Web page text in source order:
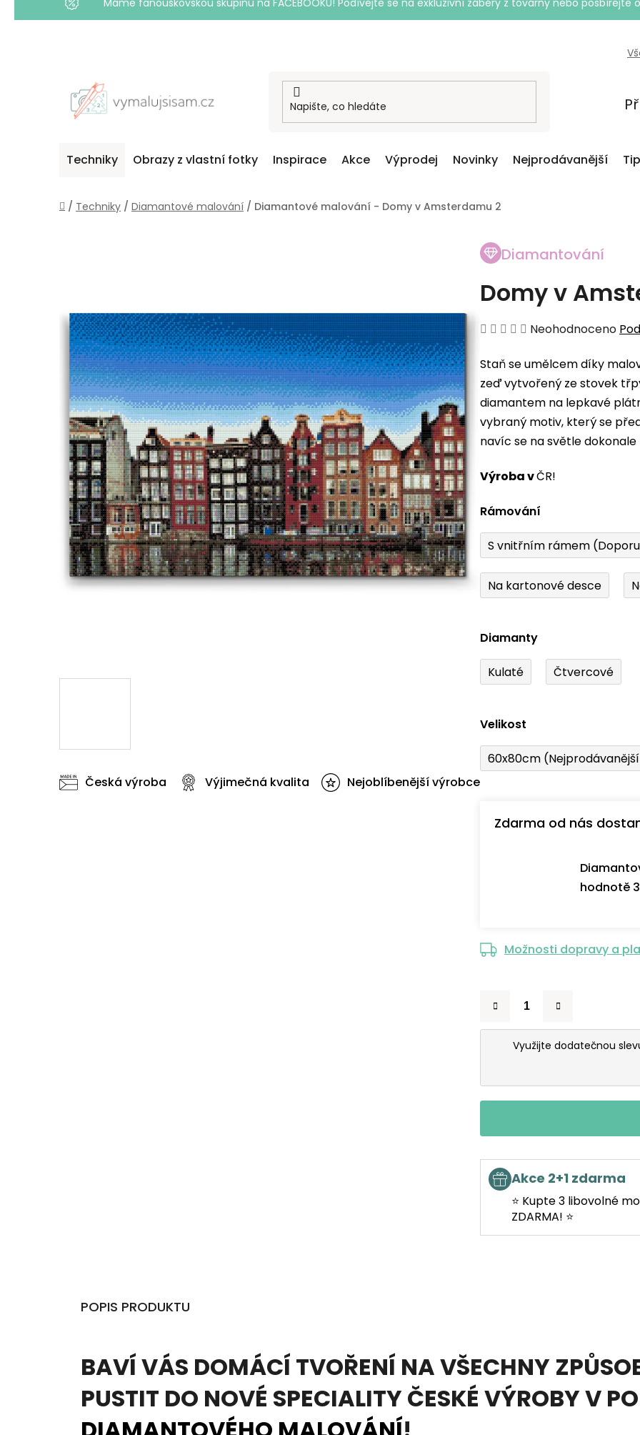
Máme fanouškovskou skupinu na FACEBOOKU! Podívejte se na exkluzivní záběry z továrny nebo
Techniky Obrazy z vlastní fotky Inspirace Akce Výprodej Novinky Nejprodávanější
Domů
/ Techniky / Diamantové malování / Diamantové malování - Domy v Amsterdamu 2
Diamantování
Domy v
Průměrné
produktu
je
0,0
z
5
Neohodnoceno
Staň se umělcem díky
zeď vytvořený ze stovek
diamantem na lepkavé
vybraný motiv, který se
navíc se na světle
Výroba vČR!
Rámování
S vnitřním rámem
Na kartonové desce
Diamanty
Kulaté Čtvercové
Velikost
60x80cm
Zdarma od nás
hodnotě
Možnosti dopravy a
Využijte dodatečnou
Akce 2+1 zdarma
⭐ Kupte 3 libovolné
ZDARMA! ⭐
Česká výroba Výjimečná kvalita Nejoblíbenější výrobce
POPIS PRODUKTU
BAVÍ VÁS DOMÁCÍ TVOŘENÍ NA VŠECHNY
PUSTIT DO NOVÉ SPECIALITY ČESKÉ VÝROBY V